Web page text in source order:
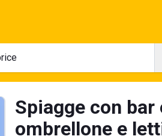
Spiagge con
ombrellone e